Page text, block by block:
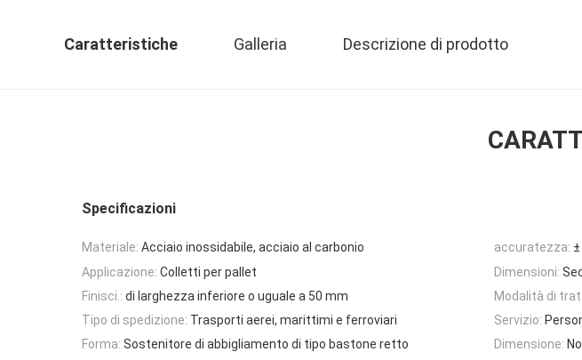
Caratteristiche Galleria Descrizione di prodotto
Specificazioni
Materiale: Acciaio inossidabile, acciaio al carbonio accuratezza:
Applicazione: Colletti per pallet Dimensioni:
Finisci.: di larghezza inferiore o uguale a 50 mm Modalità di
Tipo di spedizione: Trasporti aerei, marittimi e ferroviari Servizio:
Forma: Sostenitore di abbigliamento di tipo bastone retto Dimensione: